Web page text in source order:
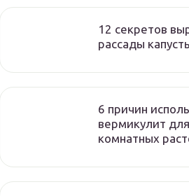
12 секретов
рассады
6 причин
вермикулит для
комнатных